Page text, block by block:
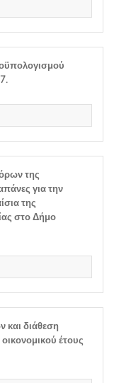
της
για την
της
στο Δήμο
διάθεση
έτους